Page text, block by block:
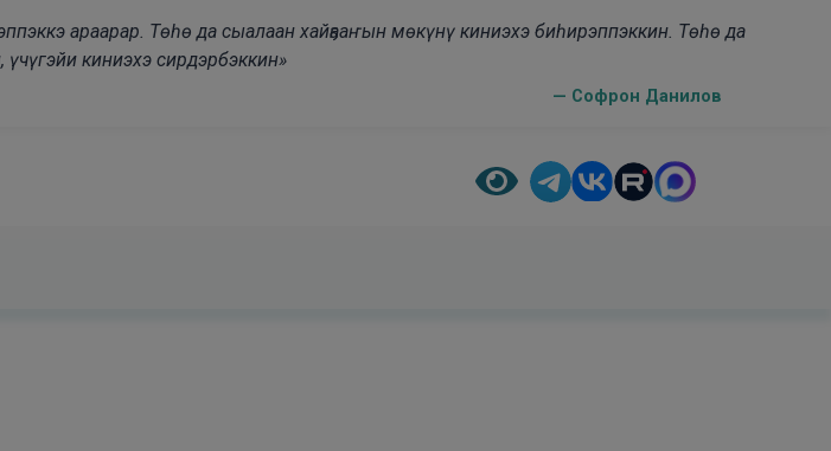
араарар. Төһө да сыалаан хайҕааҥын мөкүнү киниэхэ биһирэппэккин. Төһө да
киниэхэ сирдэрбэккин»
— Софрон Данилов